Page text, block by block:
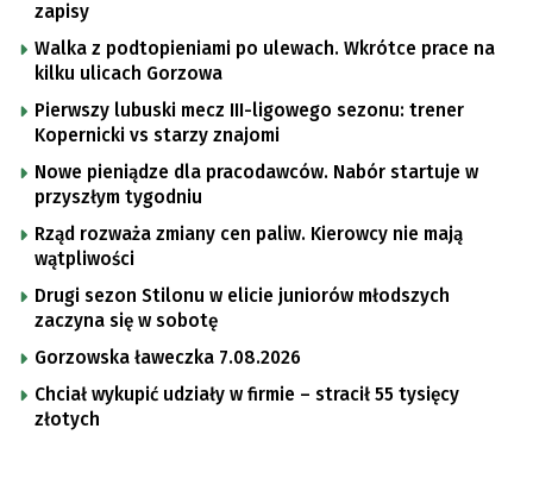
zapisy
Walka z podtopieniami po ulewach. Wkrótce prace na
kilku ulicach Gorzowa
Pierwszy lubuski mecz III-ligowego sezonu: trener
Kopernicki vs starzy znajomi
Nowe pieniądze dla pracodawców. Nabór startuje w
przyszłym tygodniu
Rząd rozważa zmiany cen paliw. Kierowcy nie mają
wątpliwości
Drugi sezon Stilonu w elicie juniorów młodszych
zaczyna się w sobotę
Gorzowska ławeczka 7.08.2026
Chciał wykupić udziały w firmie – stracił 55 tysięcy
złotych